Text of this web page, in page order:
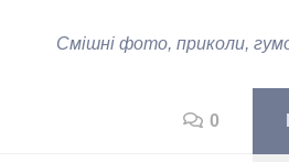
Смішні фото, приколи,
0